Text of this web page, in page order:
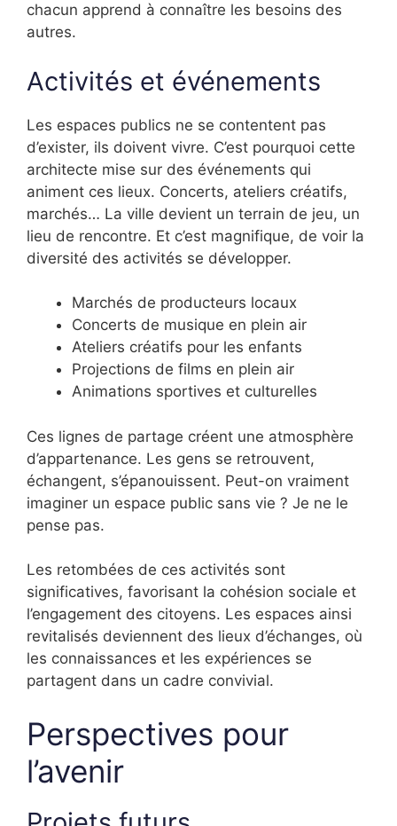
chacun apprend à connaître les besoins des
autres.
Activités et événements
Les espaces publics ne se contentent pas
d’exister, ils doivent vivre. C’est pourquoi cette
architecte mise sur des événements qui
animent ces lieux. Concerts, ateliers créatifs,
marchés… La ville devient un terrain de jeu, un
lieu de rencontre. Et c’est magnifique, de voir la
diversité des activités se développer.
Marchés de producteurs locaux
Concerts de musique en plein air
Ateliers créatifs pour les enfants
Projections de films en plein air
Animations sportives et culturelles
Ces lignes de partage créent une atmosphère
d’appartenance. Les gens se retrouvent,
échangent, s’épanouissent. Peut-on vraiment
imaginer un espace public sans vie ? Je ne le
pense pas.
Les retombées de ces activités sont
significatives, favorisant la cohésion sociale et
l’engagement des citoyens. Les espaces ainsi
revitalisés deviennent des lieux d’échanges, où
les connaissances et les expériences se
partagent dans un cadre convivial.
Perspectives pour
l’avenir